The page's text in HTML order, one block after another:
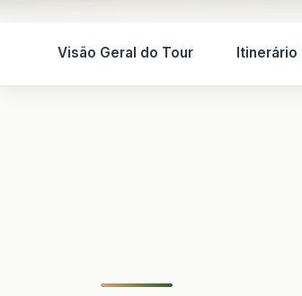
Visão Geral do Tour Itinerário